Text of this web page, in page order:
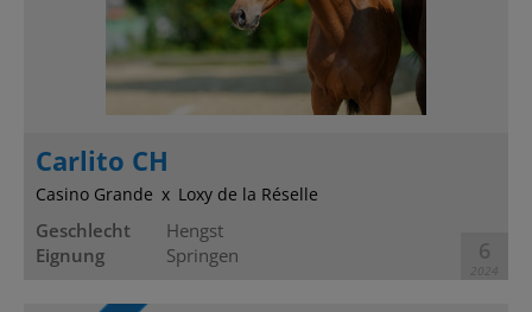
Carlito CH
Casino Grande Loxy de la Réselle
Geschlecht
Hengst
Eignung
Springen 6
2024